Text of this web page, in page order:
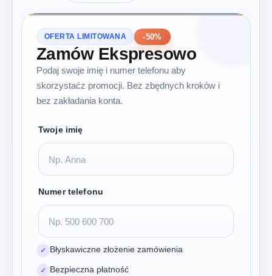
OFERTA LIMITOWANA -50%
Zamów Ekspresowo
Podaj swoje imię i numer telefonu aby
skorzystaćz promocji. Bez zbędnych kroków i
bez zakładania konta.
Twoje imię
Numer telefonu
✓ Błyskawiczne złożenie zamówienia
✓ Bezpieczna płatność